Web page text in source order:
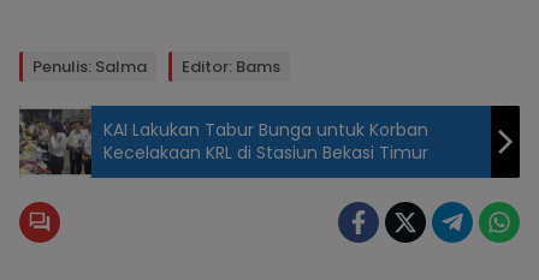
Penulis: Salma Editor: Bams
KAI Lakukan Tabur Bunga untuk Korban
Kecelakaan KRL di Stasiun Bekasi Timur